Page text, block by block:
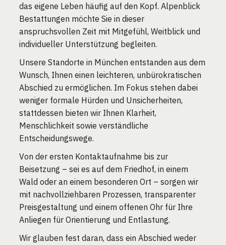
das eigene Leben häufig auf den Kopf. Alpenblick
Bestattungen möchte Sie in dieser
anspruchsvollen Zeit mit Mitgefühl, Weitblick und
individueller Unterstützung begleiten.
Unsere Standorte in München entstanden aus dem
Wunsch, Ihnen einen leichteren, unbürokratischen
Abschied zu ermöglichen. Im Fokus stehen dabei
weniger formale Hürden und Unsicherheiten,
stattdessen bieten wir Ihnen Klarheit,
Menschlichkeit sowie verständliche
Entscheidungswege.
Von der ersten Kontaktaufnahme bis zur
Beisetzung – sei es auf dem Friedhof, in einem
Wald oder an einem besonderen Ort – sorgen wir
mit nachvollziehbaren Prozessen, transparenter
Preisgestaltung und einem offenen Ohr für Ihre
Anliegen für Orientierung und Entlastung.
Wir glauben fest daran, dass ein Abschied weder